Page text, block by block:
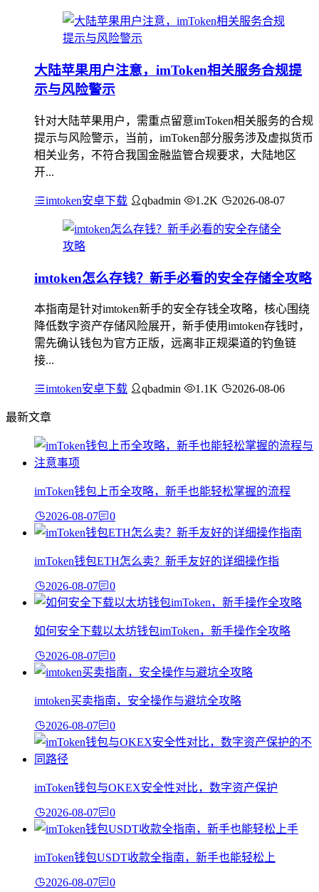
大陆苹果用户注意，imToken相关服务合规提
示与风险警示
针对大陆苹果用户，需重点留意imToken相关服务的合规
提示与风险警示，当前，imToken部分服务涉及虚拟货币
相关业务，不符合我国金融监管合规要求，大陆地区
开...
imtoken安卓下载 qbadmin 1.2K 2026-08-07
imtoken怎么存钱？新手必看的安全存储全攻略
本指南是针对imtoken新手的安全存钱全攻略，核心围绕
降低数字资产存储风险展开，新手使用imtoken存钱时，
需先确认钱包为官方正版，远离非正规渠道的钓鱼链
接...
imtoken安卓下载 qbadmin 1.1K 2026-08-06
最新文章
imToken钱包上币全攻略，新手也能轻松掌握的流程
2026-08-07 0
imToken钱包ETH怎么卖？新手友好的详细操作指
2026-08-07 0
如何安全下载以太坊钱包imToken，新手操作全攻略
2026-08-07 0
imtoken买卖指南，安全操作与避坑全攻略
2026-08-07 0
imToken钱包与OKEX安全性对比，数字资产保护
2026-08-07 0
imToken钱包USDT收款全指南，新手也能轻松上
2026-08-07 0